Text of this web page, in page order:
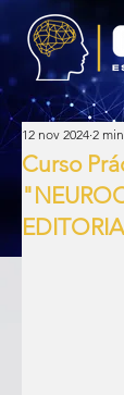
Curso
12 nov 2024 2